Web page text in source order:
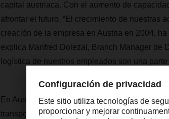
capital austriaca. Con el aumento de
afrontar el futuro. “El crecimiento de nuestras
creación de la empresa en Austria en 2004,
explica Manfred Dolezal, Branch Manager de
logística de nuestros empleados son una
En Austria, DACHSER cuenta con una red
transporte terrestre y logística, y tres de Air &